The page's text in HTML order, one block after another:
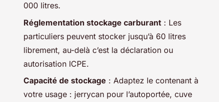
000 litres.
Réglementation stockage carburant : Les
particuliers peuvent stocker jusqu’à 60 litres
librement, au-delà c’est la déclaration ou
autorisation ICPE.
Capacité de stockage : Adaptez le contenant à
votre usage : jerrycan pour l’autoportée, cuve